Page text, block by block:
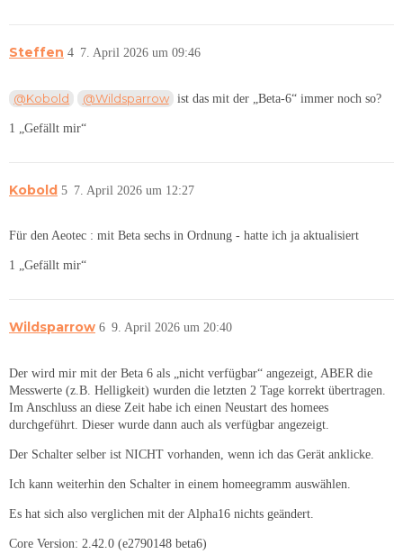
Steffen 7. April 2026 um 09:46
4
@Kobold @Wildsparrow ist das mit der „Beta-6“ immer noch so?
1 „Gefällt mir“
Kobold 7. April 2026 um 12:27
5
Für den Aeotec : mit Beta sechs in Ordnung - hatte ich ja aktualisiert
1 „Gefällt mir“
Wildsparrow 9. April 2026 um 20:40
6
Der wird mir mit der Beta 6 als „nicht verfügbar“ angezeigt, ABER die
Messwerte (z.B. Helligkeit) wurden die letzten 2 Tage korrekt übertragen.
Im Anschluss an diese Zeit habe ich einen Neustart des homees
durchgeführt. Dieser wurde dann auch als verfügbar angezeigt.
Der Schalter selber ist NICHT vorhanden, wenn ich das Gerät anklicke.
Ich kann weiterhin den Schalter in einem homeegramm auswählen.
Es hat sich also verglichen mit der Alpha16 nichts geändert.
Core Version: 2.42.0 (e2790148 beta6)